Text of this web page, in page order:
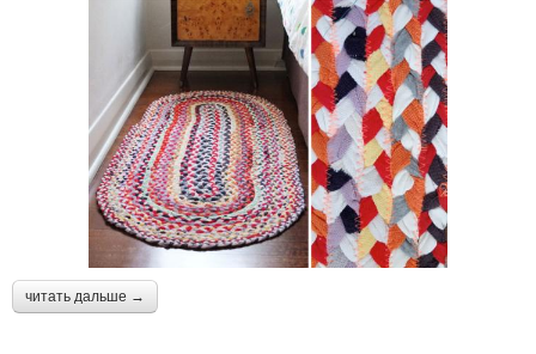
читать дальше →